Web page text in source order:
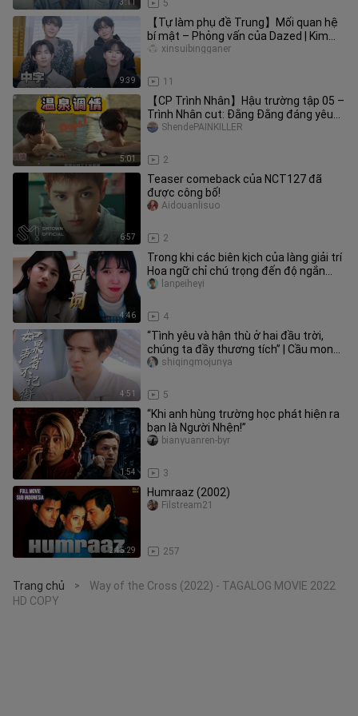
3:11 5
9:39
【Tự làm phụ đề Trung】Mối quan hệ
bí mật – Phỏng vấn của Dazed | Kim
Jun-su, Cha Sun-hyung, Cha Jung-
11
xinsuibingganer
5:01
【CP Trình Nhân】Hậu trường tập 05 –
Trình Nhân cut: Đằng Đằng đáng yêu
với sự đối lập, nũng nịu dậm c
2
ShendePAINKILLER
6:57
Teaser comeback của NCT127 đã
được công bố!
2
Aidouanlisuo
4:46
Trong khi các biên kịch của làng giải trí
Hoa ngữ chỉ chú trọng đến độ ngắn
của phim ngắn, thì lời t
4
lanpeiheyi
4:51
“Tình yêu và hận thù ở hai đầu trời,
chúng ta đầy thương tích” | Cầu mong
ông trời tha cho đôi tình
5
shiqingmojunya
1:54
“Khi anh hùng trường học phát hiện ra
bạn là Người Nhện!”
3
bianyuanren-byr
2:45:29
Humraaz (2002)
257
Filstream21
Trang chủ >
Way of the Cross (2022) - TAGALOG MOVIE 2022
HD COPY